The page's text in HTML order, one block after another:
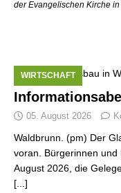
der Evangelischen Kirche
WIRTSCHAFT
05. August 2026
Waldbrunn. (pm) Der
voran. Bürgerinnen und
August 2026, die
[...]